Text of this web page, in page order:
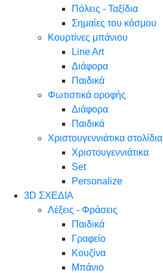
Πόλεις - Ταξίδια
Σημαίες του κόσμου
Κουρτίνες μπάνιου
Line Art
Διάφορα
Παιδικά
Φωτιστικά οροφής
Διάφορα
Παιδικά
Χριστουγεννιάτικα στολίδια
Χριστουγεννιάτικα
Set
Personalize
3D ΣΧΕΔΙΑ
Λέξεις - Φράσεις
Παιδικά
Γραφείο
Κουζίνα
Μπάνιο